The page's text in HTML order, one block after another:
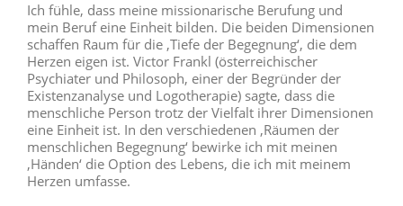
Ich fühle, dass meine missionarische Berufung und
mein Beruf eine Einheit bilden. Die beiden Dimensionen
schaffen Raum für die ‚Tiefe der Begegnung‘, die dem
Herzen eigen ist. Victor Frankl (österreichischer
Psychiater und Philosoph, einer der Begründer der
Existenzanalyse und Logotherapie) sagte, dass die
menschliche Person trotz der Vielfalt ihrer Dimensionen
eine Einheit ist. In den verschiedenen ‚Räumen der
menschlichen Begegnung‘ bewirke ich mit meinen
‚Händen‘ die Option des Lebens, die ich mit meinem
Herzen umfasse.